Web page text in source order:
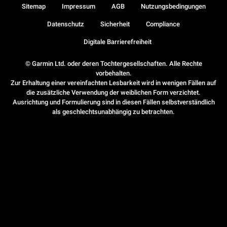
© Garmin Ltd. oder deren Tochtergesellschaften. Alle Rechte
vorbehalten.
Zur Erhaltung einer vereinfachten Lesbarkeit wird in wenigen Fällen auf
die zusätzliche Verwendung der weiblichen Form verzichtet.
Ausrichtung und Formulierung sind in diesen Fällen selbstverständlich
als geschlechtsunabhängig zu betrachten.
Sitemap Impressum AGB Nutzungsbedingungen
Datenschutz Sicherheit Compliance
Digitale Barrierefreiheit